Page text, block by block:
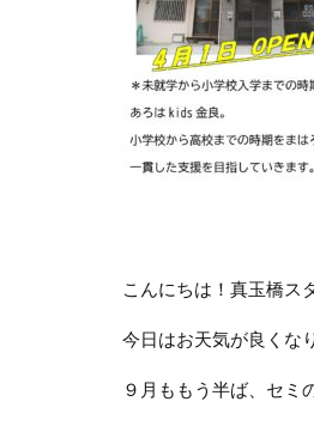
こんにちは！真玉橋ス
今日はお天気が良く
９月ももう半ば、セミ